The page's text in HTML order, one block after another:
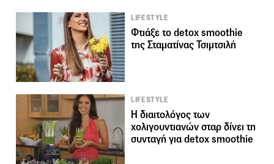
LIFESTYLE
Φτιάξε το detox smoothie
της Σταματίνας Τσιμτσιλή
LIFESTYLE
H διαιτολόγος των
χολιγουντιανών σταρ δίνει τη
συνταγή για detox smoothie